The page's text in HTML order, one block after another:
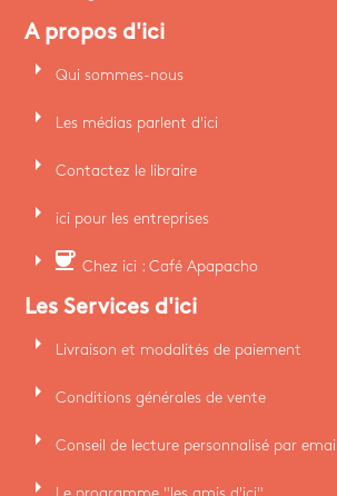
A propos d'ici
arrow_right Qui sommes-nous
arrow_right Les médias parlent d'ici
arrow_right Contactez le libraire
arrow_right ici pour les entreprises
arrow_right coffee Chez ici : Café Apapacho
Les Services d'ici
arrow_right Livraison et modalités de paiement
arrow_right Conditions générales de vente
arrow_right Conseil de lecture personnalisé par email
arrow_right